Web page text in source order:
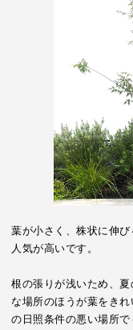
葉が小さく、株状に伸
人気が高いです。
根の張りが浅いため、
な場所のほうが葉をき
の日照条件の悪い場所で